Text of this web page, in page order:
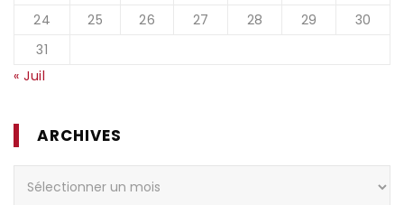
24
25 26 27 28 29
30
31
« Juil
ARCHIVES